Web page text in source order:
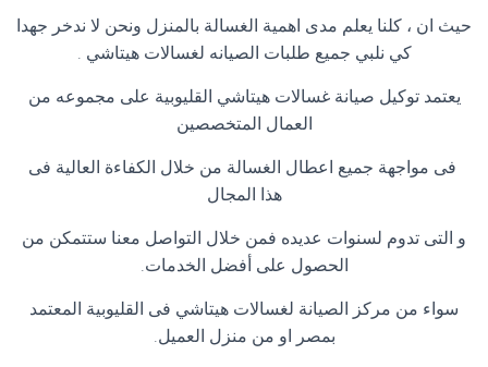
حيث ان ، كلنا يعلم مدى اهمية الغسالة بالمنزل ونحن لا ندخر جهدا
كي نلبي جميع طلبات الصيانه لغسالات هيتاشي .
يعتمد توكيل صيانة غسالات هيتاشي القليوبية على مجموعه من
العمال المتخصصين
فى مواجهة جميع اعطال الغسالة من خلال الكفاءة العالية فى
هذا المجال
و التى تدوم لسنوات عديده فمن خلال التواصل معنا ستتمكن من
الحصول على أفضل الخدمات.
سواء من مركز الصيانة لغسالات هيتاشي فى القليوبية المعتمد
بمصر او من منزل العميل.